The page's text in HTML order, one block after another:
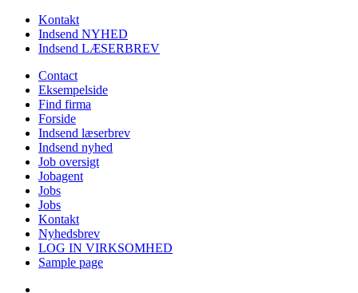
Kontakt
Indsend NYHED
Indsend LÆSERBREV
Contact
Eksempelside
Find firma
Forside
Indsend læserbrev
Indsend nyhed
Job oversigt
Jobagent
Jobs
Jobs
Kontakt
Nyhedsbrev
LOG IN VIRKSOMHED
Sample page